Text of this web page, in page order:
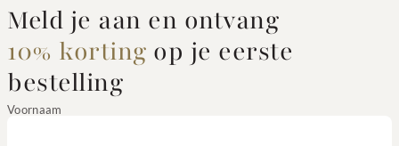
Meld je aan en ontvang
10% korting op je eerste
bestelling
Voornaam